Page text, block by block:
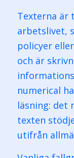
Texterna är
arbetslivet,
policyer
och är
numerical
läsning: det
texten
utifrån